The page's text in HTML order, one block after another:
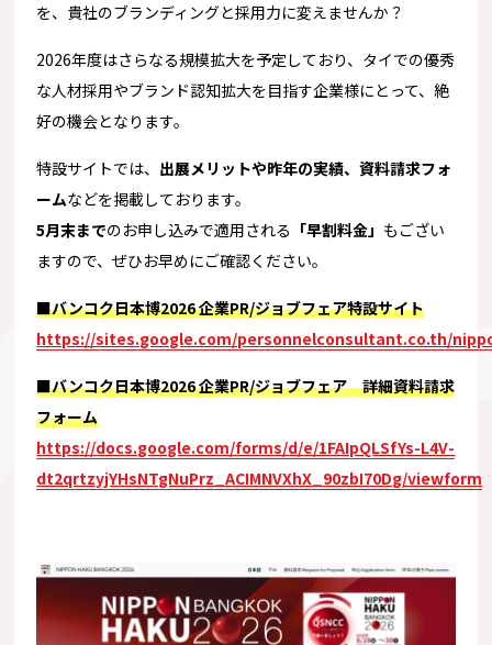
を、貴社のブランディングと採用力に変えませんか？
2026年度はさらなる規模拡大を予定しており、タイでの優秀
な人材採用やブランド認知拡大を目指す企業様にとって、絶
好の機会となります。
特設サイトでは、 出展メリットや昨年の実績、資料請求フォ
ームなどを掲載しております。
5月末までのお申し込みで適用される 「早割料金」 もござい
ますので、ぜひお早めにご確認ください。
■バンコク日本博2026 企業PR/ジョブフェア特設サイト
https://sites.google.com/personnelconsultant.co.th/
■バンコク日本博2026 企業PR/ジョブフェア 詳細資料請求
フォーム
https://docs.google.com/forms/d/e/1FAIpQLSfYs-L4V-
dt2qrtzyjYHsNTgNuPrz_ACIMNVXhX_90zbI70Dg/viewform